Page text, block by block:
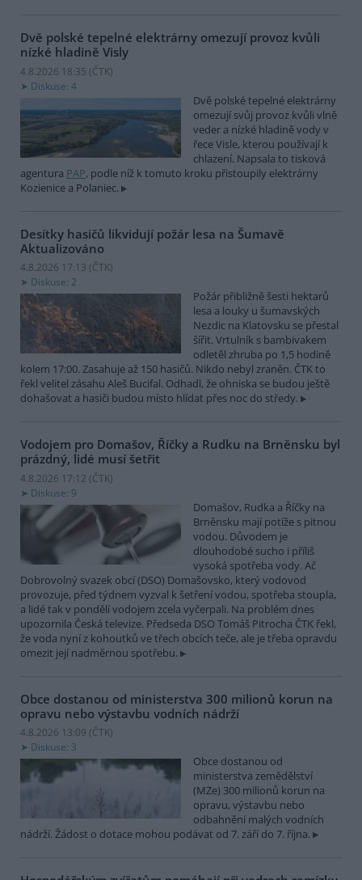
Dvě polské tepelné elektrárny omezují provoz kvůli
nízké hladině Visly
4.8.2026 18:35 (ČTK)
Diskuse: 4
Dvě polské tepelné elektrárny
omezují svůj provoz kvůli vlně
veder a nízké hladině vody v
řece Visle, kterou používají k
chlazení. Napsala to tisková
agentura PAP, podle níž k tomuto kroku přistoupily elektrárny
Kozienice a Polaniec.
Desítky hasičů likvidují požár lesa na Šumavě
Aktualizováno
4.8.2026 17:13 (ČTK)
Diskuse: 2
Požár přibližně šesti hektarů
lesa a louky u šumavských
Nezdic na Klatovsku se přestal
šířit. Vrtulník s bambivakem
odletěl zhruba po 1,5 hodině
kolem 17:00. Zasahuje až 150 hasičů. Nikdo nebyl zraněn. ČTK to
řekl velitel zásahu Aleš Bucifal. Odhadl, že ohniska se budou ještě
dohašovat a hasiči budou místo hlídat přes noc do středy.
Vodojem pro Domašov, Říčky a Rudku na Brněnsku byl
prázdný, lidé musí šetřit
4.8.2026 17:12 (ČTK)
Diskuse: 9
Domašov, Rudka a Říčky na
Brněnsku mají potíže s pitnou
vodou. Důvodem je
dlouhodobé sucho i příliš
vysoká spotřeba vody. Ač
Dobrovolný svazek obcí (DSO) Domašovsko, který vodovod
provozuje, před týdnem vyzval k šetření vodou, spotřeba stoupla,
a lidé tak v pondělí vodojem zcela vyčerpali. Na problém dnes
upozornila Česká televize. Předseda DSO Tomáš Pitrocha ČTK řekl,
že voda nyní z kohoutků ve třech obcích teče, ale je třeba opravdu
omezit její nadměrnou spotřebu.
Obce dostanou od ministerstva 300 milionů korun na
opravu nebo výstavbu vodních nádrží
4.8.2026 13:09 (ČTK)
Diskuse: 3
Obce dostanou od
ministerstva zemědělství
(MZe) 300 milionů korun na
opravu, výstavbu nebo
odbahnění malých vodních
nádrží. Žádost o dotace mohou podávat od 7. září do 7. října.